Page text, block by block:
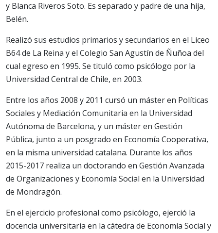
y Blanca Riveros Soto. Es separado y padre de una hija,
Belén.
Realizó sus estudios primarios y secundarios en el Liceo
B64 de La Reina y el Colegio San Agustín de Ñuñoa del
cual egreso en 1995. Se tituló como psicólogo por la
Universidad Central de Chile, en 2003.
Entre los años 2008 y 2011 cursó un máster en Políticas
Sociales y Mediación Comunitaria en la Universidad
Autónoma de Barcelona, y un máster en Gestión
Pública, junto a un posgrado en Economía Cooperativa,
en la misma universidad catalana. Durante los años
2015-2017 realiza un doctorando en Gestión Avanzada
de Organizaciones y Economía Social en la Universidad
de Mondragón.
En el ejercicio profesional como psicólogo, ejerció la
docencia universitaria en la cátedra de Economía Social y